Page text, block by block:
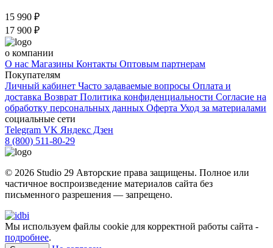
15 990 ₽
17 900 ₽
о компании
О нас Магазины Контакты Оптовым партнерам
Покупателям
Личный кабинет Часто задаваемые вопросы Оплата и
доставка Возврат Политика конфиденциальности Согласие на
обработку персональных данных Оферта Уход за материалами
социальные сети
Telegram VK Яндекс Дзен
8 (800) 511-80-29
© 2026 Studio 29 Авторские права защищены. Полное или
частичное воспроизведение материалов cайта без
письменного разрешения — запрещено.
Мы используем файлы cookie для корректной работы сайта -
подробнее.